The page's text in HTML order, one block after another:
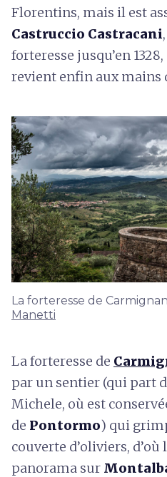
Florentins, mais il est
Castruccio Castracani
forteresse jusqu’en
revient enfin aux mains
La forteresse de
Manetti
La forteresse de
par un sentier (qui part
Michele, où est
de Pontormo) qui
couverte d’oliviers, d’où
panorama sur